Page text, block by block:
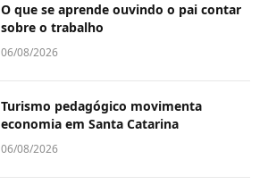
O que se aprende ouvindo o pai contar
sobre o trabalho
06/08/2026
Turismo pedagógico movimenta
economia em Santa Catarina
06/08/2026